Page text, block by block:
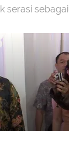
serasi sebagai